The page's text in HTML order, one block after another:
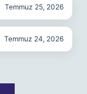
Temmuz 25, 2026
Temmuz 24, 2026